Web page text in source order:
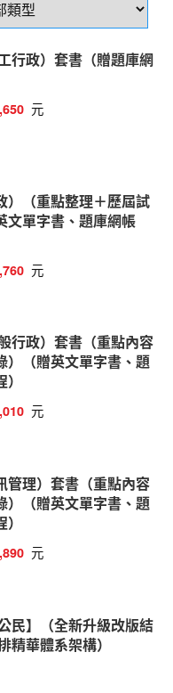
行政）套書（贈題庫網
元
）（重點整理＋歷屆試
文單字書、題庫網帳
元
行政）套書（重點內容
）（贈英文單字書、題
元
管理）套書（重點內容
）（贈英文單字書、題
元
民】（全新升級改版結
精華體系架構）